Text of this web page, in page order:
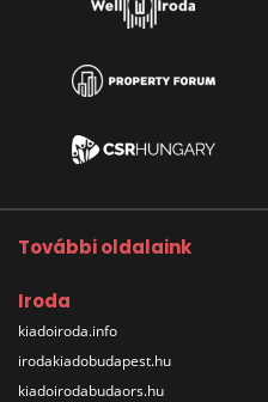
További oldalaink
Iroda
kiadoiroda.info
irodakiadobudapest.hu
kiadoirodabudaors.hu